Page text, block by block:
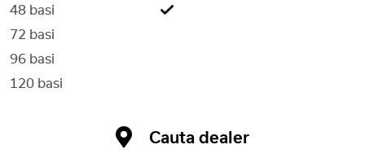
48 basi
72 basi
96 basi
120 basi
Cauta dealer